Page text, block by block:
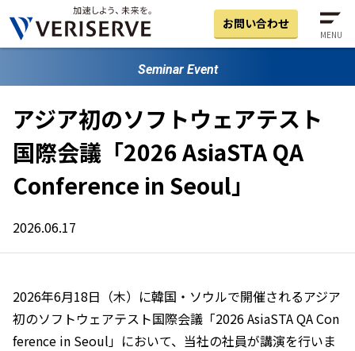
お問い合わせ
MENU
Seminar Event
アジア初のソフトウェアテスト
国際会議「2026 AsiaSTA QA
Conference in Seoul」
2026.06.17
2026年6月18日（木）に韓国・ソウルで開催されるアジア
初のソフトウェアテスト国際会議「2026 AsiaSTA QA Con
ference in Seoul」において、当社の社員が講演を行いま